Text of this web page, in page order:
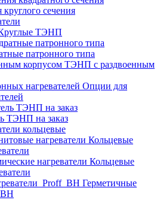
круглого сечения
ТЭНП
патронного типа
ТЭНП с раздвоенным
Опции для
ТЭНП на заказ
кольцевые
Кольцевые
Кольцевые
Герметичные